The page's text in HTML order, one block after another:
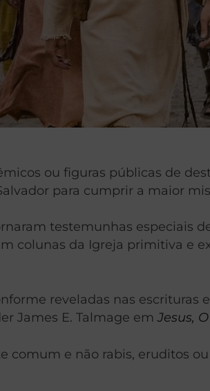
ou figuras públicas de
para cumprir a maior
testemunhas especiais
colunas da Igreja primitiva e
reveladas nas
James E. Talmage emJesus,
comum e não rabis, eruditos